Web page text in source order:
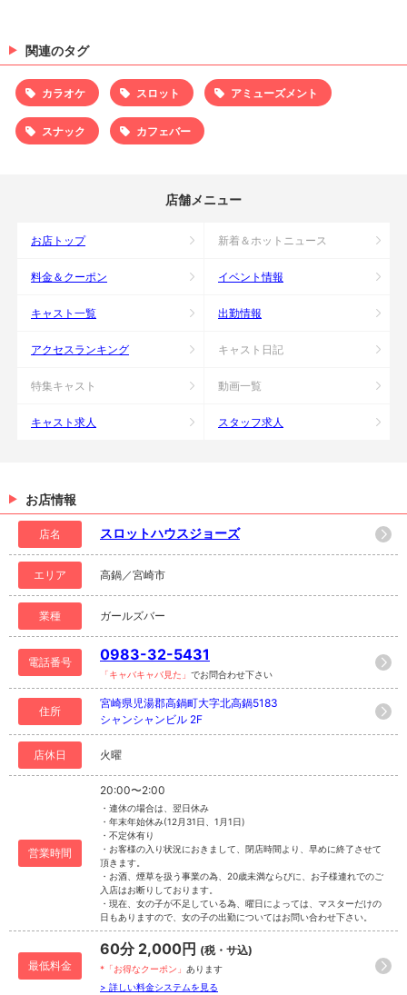
関連のタグ
カラオケ スロット アミューズメント
スナック カフェバー
店舗メニュー
お店トップ 新着＆ホットニュース
料金＆クーポン イベント情報
キャスト一覧 出勤情報
アクセスランキング キャスト日記
特集キャスト 動画一覧
キャスト求人 スタッフ求人
お店情報
店名 スロットハウスジョーズ
エリア 高鍋／宮崎市
業種 ガールズバー
電話番号 0983-32-5431
「キャバキャバ見た」 でお問合わせ下さい
住所
宮崎県児湯郡高鍋町大字北高鍋5183
シャンシャンビル 2F
店休日 火曜
営業時間
20:00〜2:00
・連休の場合は、翌日休み
・年末年始休み(12月31日、1月1日)
・不定休有り
・お客様の入り状況におきまして、閉店時間より、早めに終了させて
頂きます。
・お酒、煙草を扱う事業の為、20歳未満ならびに、お子様連れでのご
入店はお断りしております。
・現在、女の子が不足している為、曜日によっては、マスターだけの
日もありますので、女の子の出勤についてはお問い合わせ下さい。
最低料金
60分 2,000円 (税・サ込)
*「お得なクーポン」 あります
> 詳しい料金システムを見る